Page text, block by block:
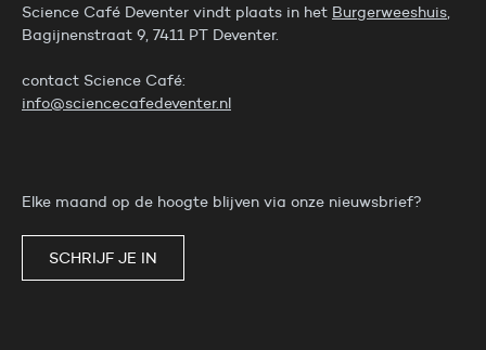
Science Café Deventer vindt plaats in het Burgerweeshuis
Bagijnenstraat 9, 7411 PT Deventer.
contact Science Café:
info@sciencecafedeventer.nl
Elke maand op de hoogte blijven via onze nieuwsbrief?
SCHRIJF JE IN